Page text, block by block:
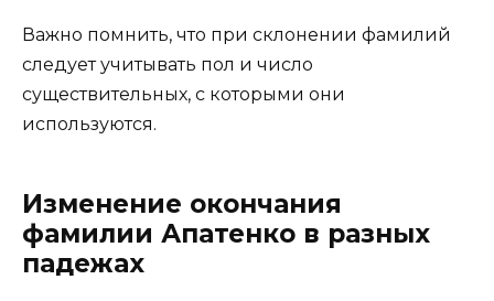
Важно помнить, что при склонении фамилий
следует учитывать пол и число
существительных, с которыми они
используются.
Изменение окончания
фамилии Апатенко в разных
падежах